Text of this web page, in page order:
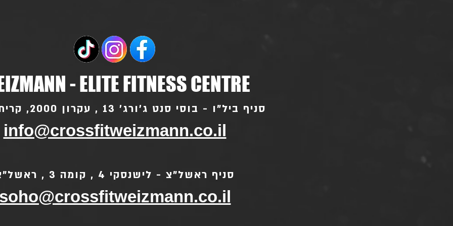
- ELITE FITNESS CENTRE
סניף ביל"ו - בוסי סנט ג'ורג' 13 , עקרון 2000, קרית עקרון
info@crossfitweizmann.co.il
סניף ראשל"צ - לישנסקי 4 , קומה 3 , ראשל"צ
soho@crossfitweizmann.co.il